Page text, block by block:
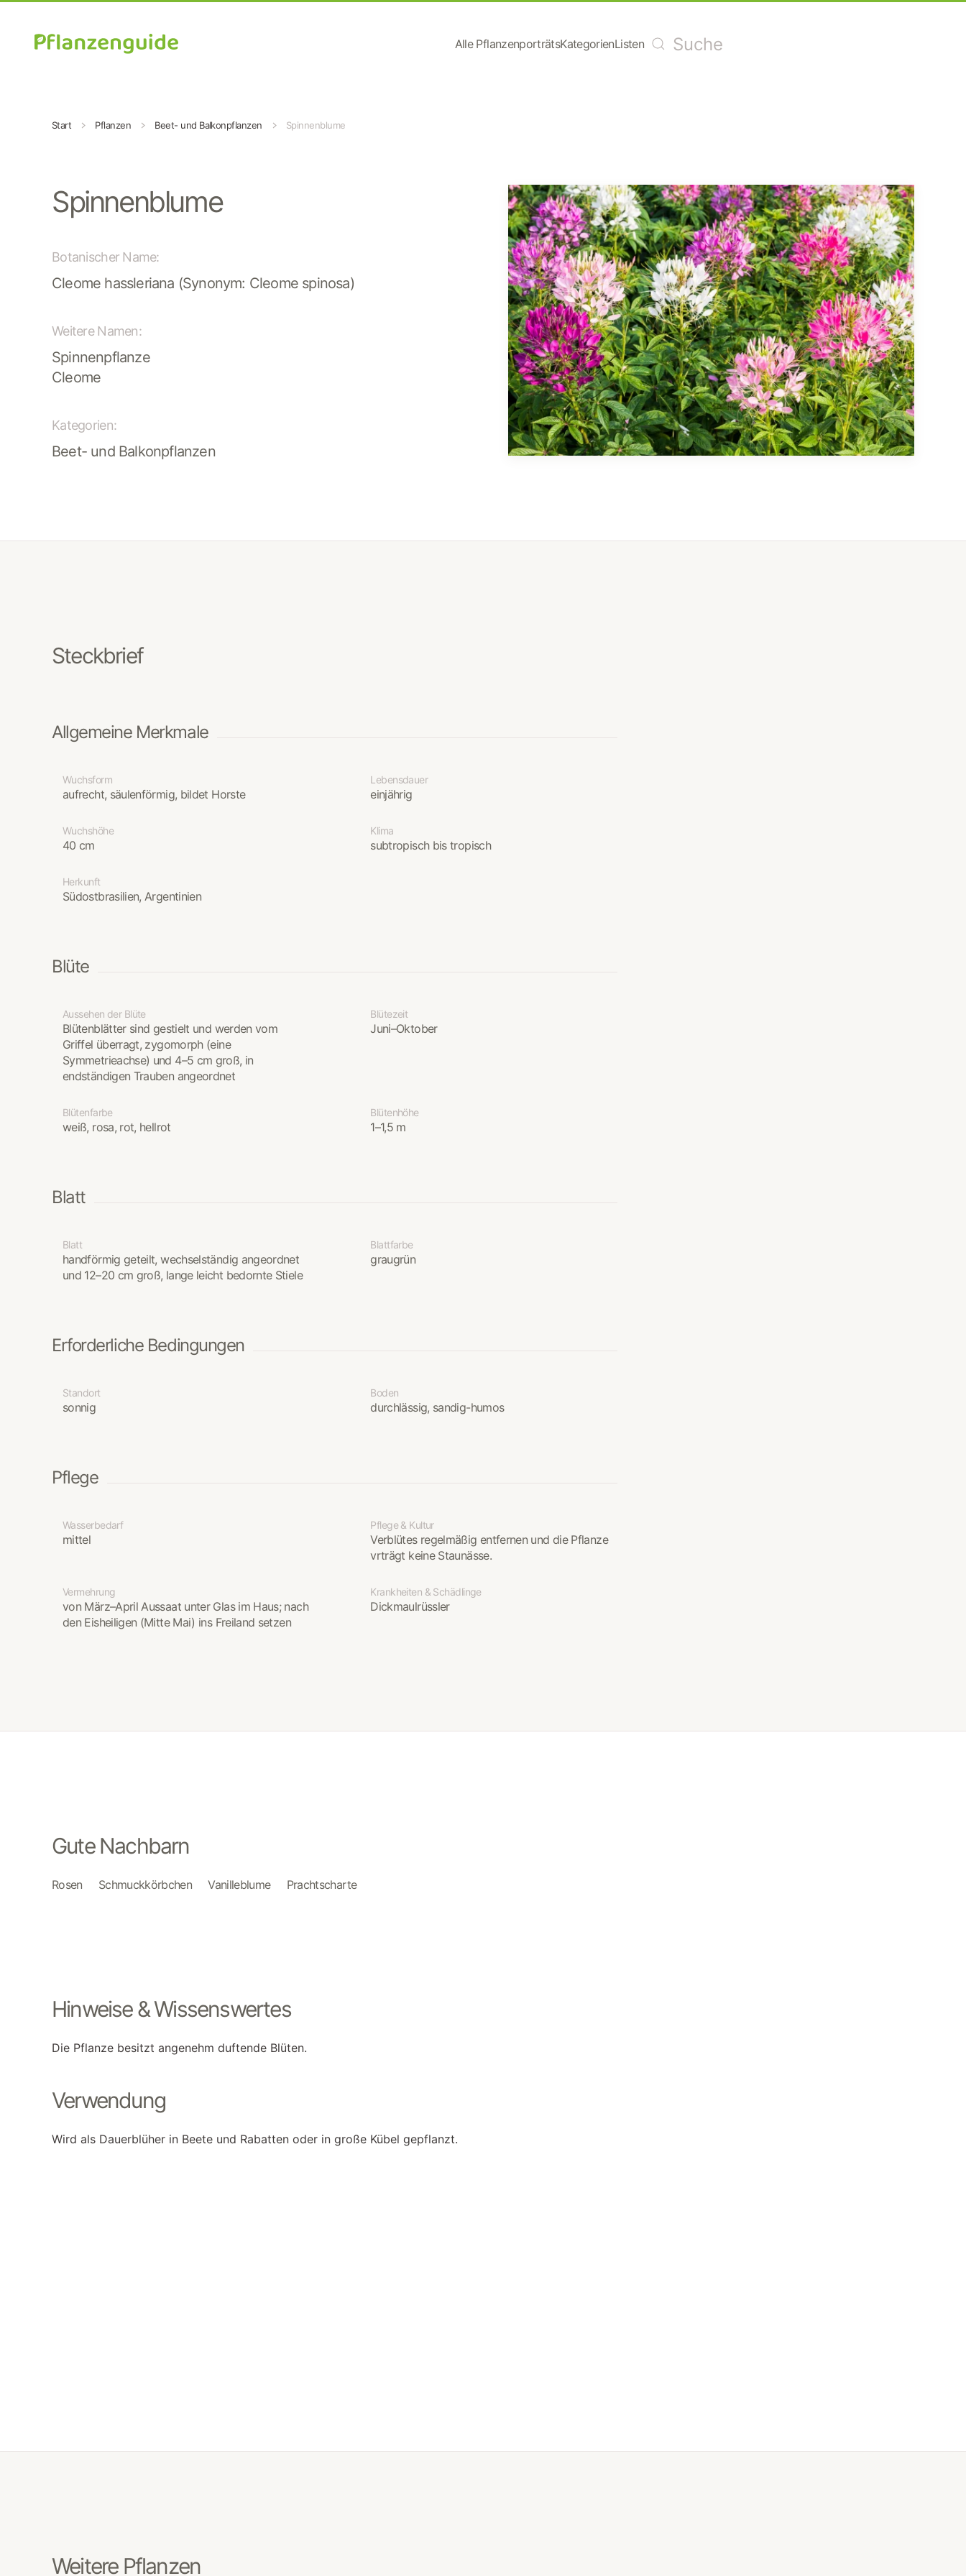
Zum Hauptinhalt springen Alle PflanzenporträtsKategorienListen
Start Pflanzen Beet- und Balkonpflanzen Spinnenblume
Spinnenblume
Botanischer Name:
Cleome hassleriana (Synonym: Cleome spinosa)
Weitere Namen:
Spinnenpflanze
Cleome
Kategorien:
Beet- und Balkonpflanzen
Steckbrief
Allgemeine Merkmale
Wuchsform
aufrecht, säulenförmig, bildet Horste
Lebensdauer
einjährig
Wuchshöhe
40 cm
Klima
subtropisch bis tropisch
Herkunft
Südostbrasilien, Argentinien
Blüte
Aussehen der Blüte
Blütenblätter sind gestielt und werden vom
Griffel überragt, zygomorph (eine
Symmetrieachse) und 4–5 cm groß, in
endständigen Trauben angeordnet
Blütezeit
Juni–Oktober
Blütenfarbe
weiß, rosa, rot, hellrot
Blütenhöhe
1–1,5 m
Blatt
Blatt
handförmig geteilt, wechselständig angeordnet
und 12–20 cm groß, lange leicht bedornte Stiele
Blattfarbe
graugrün
Erforderliche Bedingungen
Standort
sonnig
Boden
durchlässig, sandig-humos
Pflege
Wasserbedarf
mittel
Pflege & Kultur
Verblütes regelmäßig entfernen und die Pflanze
vrträgt keine Staunässe.
Vermehrung
von März–April Aussaat unter Glas im Haus; nach
den Eisheiligen (Mitte Mai) ins Freiland setzen
Krankheiten & Schädlinge
Dickmaulrüssler
Gute Nachbarn
Rosen Schmuckkörbchen Vanilleblume Prachtscharte
Hinweise & Wissenswertes
Die Pflanze besitzt angenehm duftende Blüten.
Verwendung
Wird als Dauerblüher in Beete und Rabatten oder in große Kübel gepflanzt.
Weitere Pflanzen